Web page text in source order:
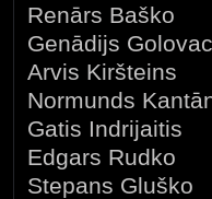
Renārs
Genādijs
Arvis
Normunds
Gatis
Edgars
Stepans